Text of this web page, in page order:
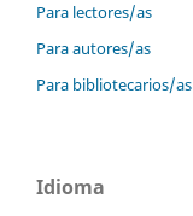
Para lectores/as
Para autores/as
Para bibliotecarios/as
Idioma